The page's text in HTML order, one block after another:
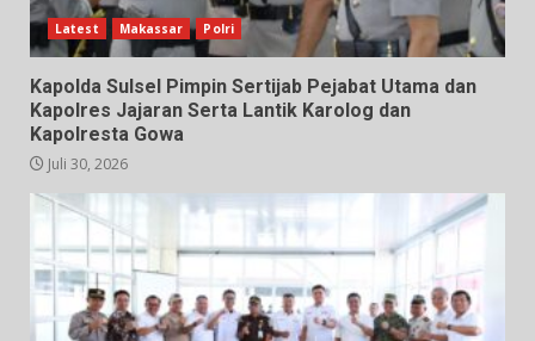
Latest Makassar Polri
Kapolda Sulsel Pimpin Sertijab Pejabat Utama dan
Kapolres Jajaran Serta Lantik Karolog dan
Kapolresta Gowa
Juli 30, 2026